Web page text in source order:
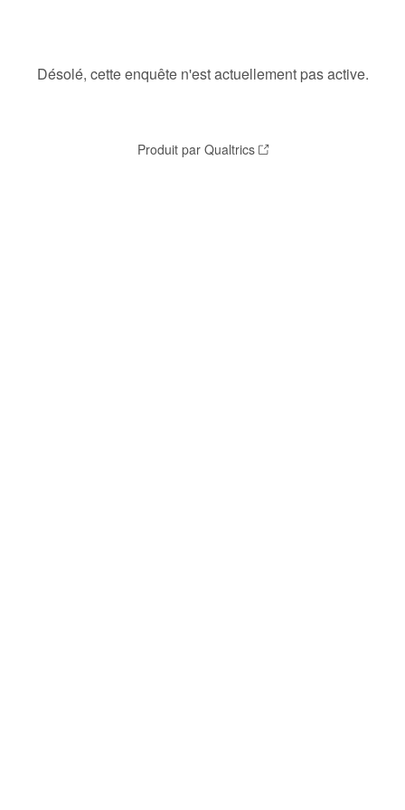
Désolé, cette enquête n'est actuellement pas active.
Produit par Qualtrics